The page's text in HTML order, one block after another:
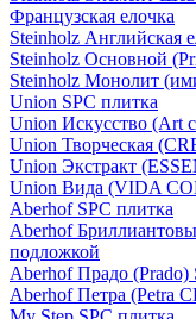
Французская елочка
Steinholz Английская
Steinholz Основной
Steinholz Монолит
Union SPC плитка
Union Искусство (Art
Union Творческая
Union Экстракт
Union Вида (VIDA
Aberhof SPC плитка
Aberhof
подложкой
Aberhof Прадо
Aberhof Петра (Petra